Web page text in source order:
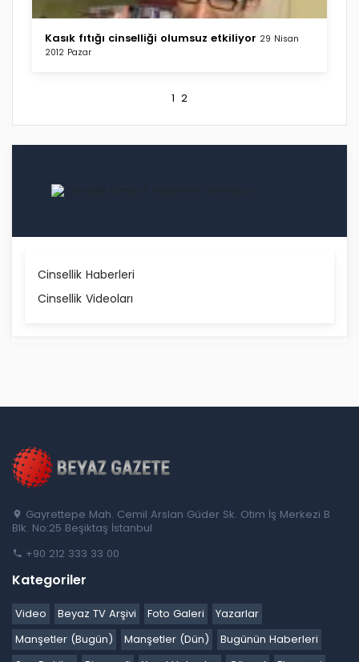
Kasık fıtığı cinselliği olumsuz etkiliyor 29 Nisan
2012 Pazar
1 2
Cinsellik Haberleri
Cinsellik Videoları
Gayrettepe Mah. Cemil Arslan Güder Sk. Otim İş Merkezi B
Blk. No:25 Beşiktaş İstanbul
+90 212 333 33 00
Kategoriler
Video Beyaz TV Arşivi Foto Galeri
Yazarlar
Manşetler (Bugün)
Manşetler (Dün)
Bugünün Haberleri